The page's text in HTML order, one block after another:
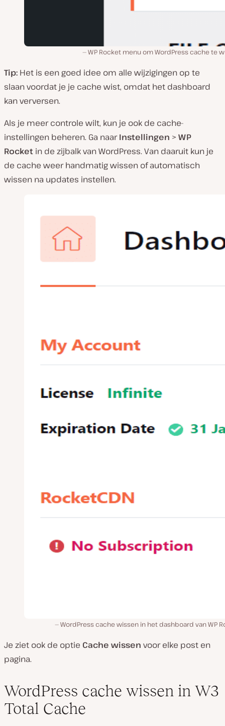
WP Rocket menu om WordPress cache te
Tip: Het is een goed idee om alle wijzigingen op te
slaan voordat je je cache wist, omdat het dashboard
kan verversen.
Als je meer controle wilt, kun je ook de cache-
instellingen beheren. Ga naarInstellingen >WP
Rocket in de zijbalk van WordPress. Van daaruit kun je
de cache weer handmatig wissen of automatisch
wissen na updates instellen.
WordPress cache wissen in het dashboard van WP
Je ziet ook de optie Cache wissen voor elke post en
pagina.
WordPress cache wissen in W3
Total Cache